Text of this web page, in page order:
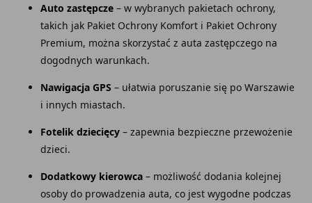
Auto zastępcze– w wybranych pakietach ochrony,
takich jak Pakiet Ochrony Komfort i Pakiet Ochrony
Premium, można skorzystać z auta zastępczego na
dogodnych warunkach.
Nawigacja GPS – ułatwia poruszanie się po Warszawie
i innych miastach.
Fotelik dziecięcy– zapewnia bezpieczne przewożenie
dzieci.
Dodatkowy kierowca– możliwość dodania kolejnej
osoby do prowadzenia auta, co jest wygodne podczas